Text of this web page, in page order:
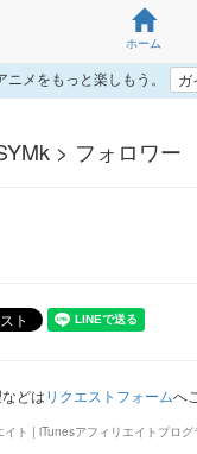
ホーム
メをもっと楽しもう。 ガ
> フォロワー
どはリクエストフォームへ
ト | iTunesアフィリエイトプロ